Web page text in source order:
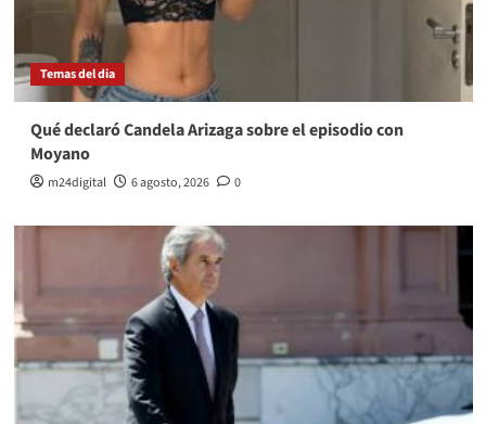
Temas del dia
Qué declaró Candela Arizaga sobre el episodio con
Moyano
m24digital 6 agosto, 2026 0